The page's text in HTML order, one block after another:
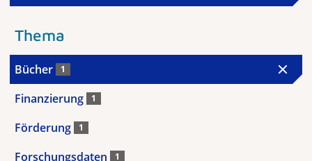
Thema
Bücher 1
Finanzierung 1
Förderung 1
Forschungsdaten 1